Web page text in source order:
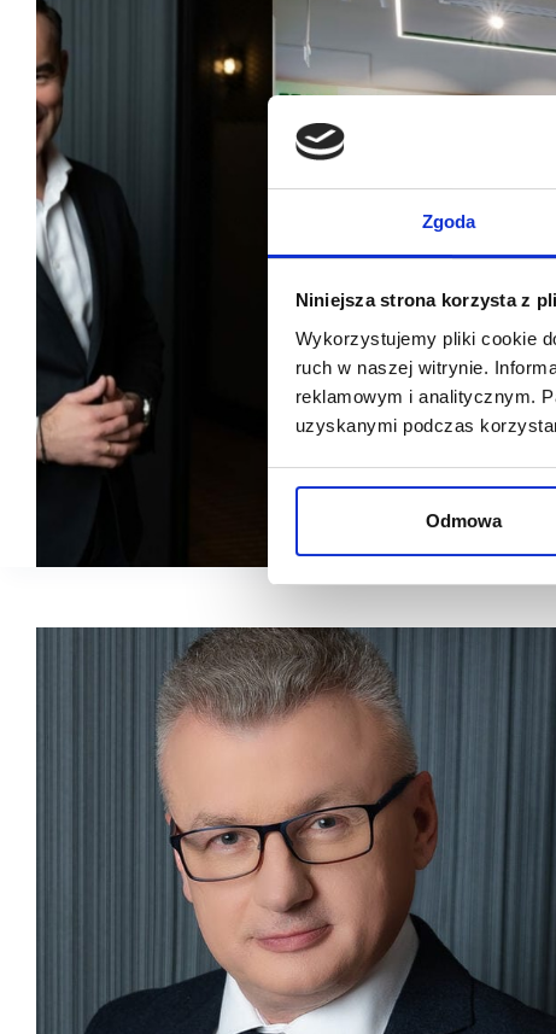
Zgoda
Niniejsza strona korzysta z
Wykorzystujemy pliki cookie
ruch w naszej witrynie.
reklamowym i analitycznym.
uzyskanymi podczas
Odmowa